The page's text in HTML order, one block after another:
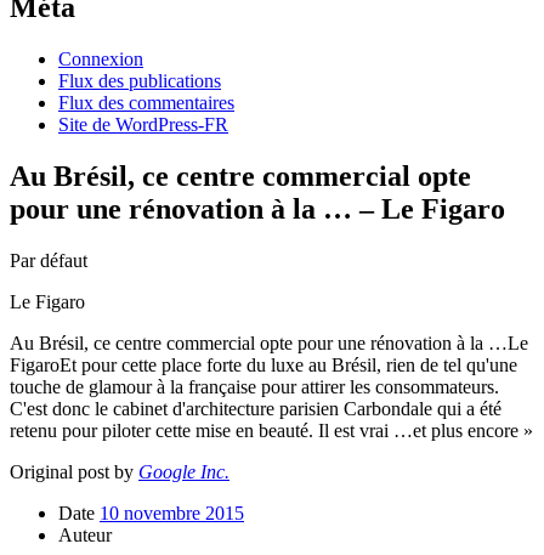
Méta
Connexion
Flux des publications
Flux des commentaires
Site de WordPress-FR
Au Brésil, ce centre commercial opte
pour une rénovation à la … – Le Figaro
Par défaut
Le Figaro
Au Brésil, ce centre commercial opte pour une rénovation à la …Le
FigaroEt pour cette place forte du luxe au Brésil, rien de tel qu'une
touche de glamour à la française pour attirer les consommateurs.
C'est donc le cabinet d'architecture parisien Carbondale qui a été
retenu pour piloter cette mise en beauté. Il est vrai …et plus encore »
Original post by Google Inc.
Date 10 novembre 2015
Auteur